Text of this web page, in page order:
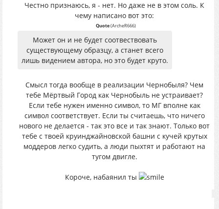
Честно признаюсь, я - нет. Но даже не в этом соль. К
чему написано вот это:
Quote(ArcheR666)
Может он и не будет соотвествовать
существующему образцу, а станет всего
лишь видением автора, но это будет круто.
Смысл тогда вообще в реализации Чернобыля? Чем
тебе Мёртвый Город как Чернобыль не устраивает?
Если тебе нужен именно символ, то МГ вполне как
символ соответствует. Если ты считаешь, что ничего
нового не делается - так это все и так знают. Только вот
тебе с твоей круинджайновской башни с кучей крутых
моддеров легко судить, а люди пыхтят и работают на
тугом двигле.
Короче, набаянил ты